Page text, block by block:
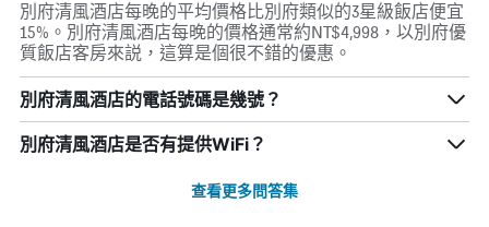
別府清風酒店每晚的平均價格比別府類似的3星級飯店便宜
15%。別府清風酒店每晚的價格通常約NT$4,998，以別府優
質飯店客房來説，這算是個很不錯的優惠。
別府清風酒店的電話號碼是幾號？
別府清風酒店是否有提供WiFi？
查看更多問答集